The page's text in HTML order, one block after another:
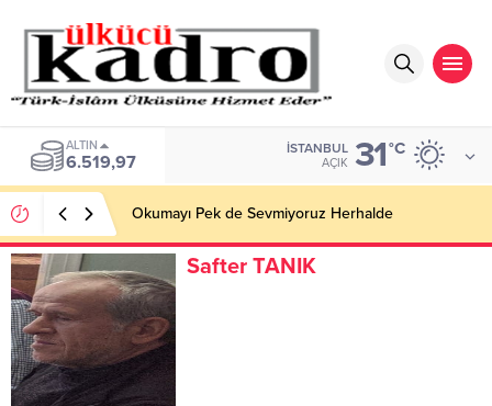
ALTIN
6.519,97
İSTANBUL
AÇIK 31°C
Okumayı Pek de Sevmiyoruz Herhalde
Safter TANIK